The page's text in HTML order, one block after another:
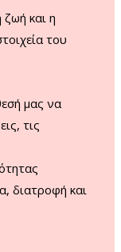
και η
του
μας να
τις
διατροφή και